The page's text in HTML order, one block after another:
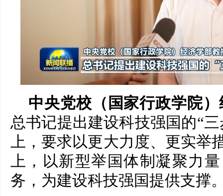
中央党校（国家行政学院
总书记提出建设科技强国的“
上，要求以更大力度、更实举
上，以新型举国体制凝聚力
务，为建设科技强国提供支撑